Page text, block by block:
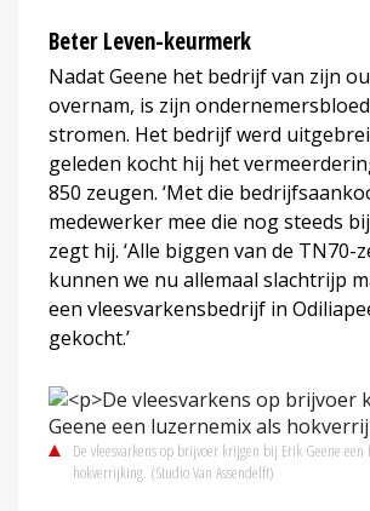
Beter Leven-keurmerk
Nadat Geene het bedrijf van zijn
overnam, is zijn
stromen. Het bedrijf werd
geleden kocht hij het
850 zeugen. ‘Met die
medewerker mee die nog steeds
zegt hij. ‘Alle biggen van de TN70-
kunnen we nu allemaal slachtrijp
een vleesvarkensbedrijf in
gekocht.’
De vleesvarkens op brijvoer krijgen bij Erik Geene een
hokverrijking. (Studio Van Assendelft)